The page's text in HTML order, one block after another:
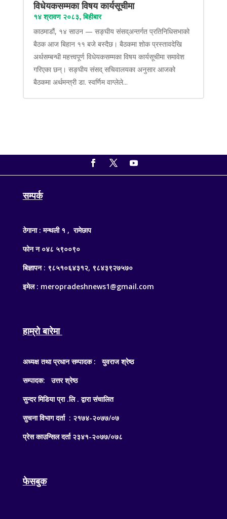
विधेयकसम्मका विषय कार्यसूचीमा
१४ श्रावण २०८३, बिहीबार
काठमाडौं, १४ साउन — सङ्घीय संसद्अन्तर्गत प्रतिनिधिसभाको
बैठक आज बिहान ११ बजे बस्दैछ। बैठकमा शोक प्रस्तावदेखि
अर्थसम्बन्धी महत्त्वपूर्ण विधेयकसम्मका विषय कार्यसूचीमा समावेश
गरिएका छन्। सङ्घीय संसद् सचिवालयका अनुसार आजको
बैठकमा अर्थमन्त्री डा. स्वर्णिम वाग्लेले...
सम्पर्क
ठेगाना : मन्थली १ , रामेछाप
फोन न ०४८ ५९००९०
बिज्ञापन : ९८५१०६४३१२, ९८४३९२७५७०
इमेल : meropradeshnews1@gmail.com
हाम्रो बारेमा
अध्यक्ष तथा प्रधान सम्पादक : युवराज श्रेष्ठ
सम्पादक: उत्तर श्रेष्ठ
सुन्दर मिडिया प्रा .लि . द्वारा संचालित
सुचना विभाग दर्ता : २१७४-२०७७/०७
प्रेस काउन्सिल दर्ता २३४१-२०७७/०७८
फेसबुक